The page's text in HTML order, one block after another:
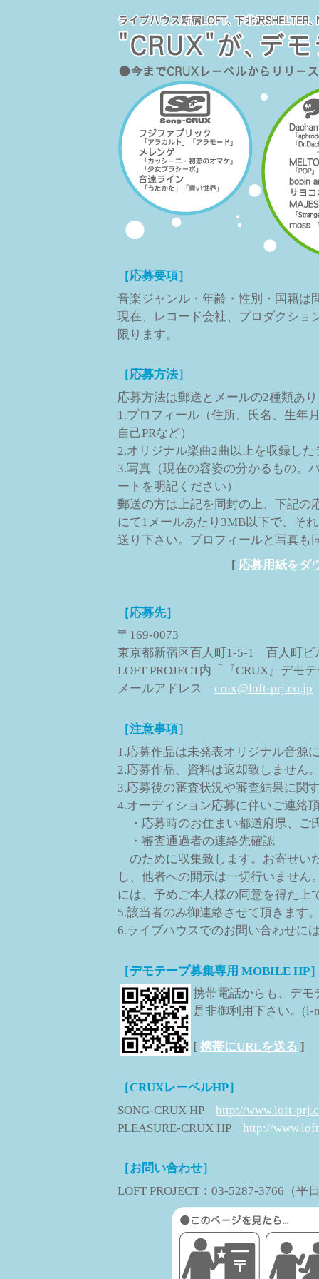
［応募要項］
音楽ジャンル・年齢・性別・国籍は
現在、レコード会社、プロダクショ
限ります。
［応募方法］
応募方法は郵送とメールの2種類あ
1.プロフィール（住所、氏名、生年
自己PRなど）
2.オリジナル楽曲2曲以上を収録し
3.写真（現在の容姿の分かるもの。
ートを明記ください）
郵送の方は上記を同封の上、下記の
にて1メールあたり3MB以下で、そ
送り下さい。プロフィールと写真も
[ 応募用紙をダ
［応募先］
〒169-0073
東京都新宿区百人町1-5-1 百人町ビ
LOFT PROJECT内「『CRUX』デモ
メールアドレス crux@loft-prj.co.jp
［注意事項］
1.応募作品は未発表オリジナル音源
2.応募作品、資料は返却致しません
3.応募後の審査状況や審査結果に関
4.オーディション応募に伴いご連絡
・応募時のお住まい都道府県、ご
・審査通過者の連絡先確認
のために収集致します。お寄せい
し、他者への開示は一切行いませ
には、予めご本人様の同意を得た上
5.該当者のみ御連絡させて頂きます
6.ライブハウスでのお問い合わせに
［デモテープ募集専用 MOBILE HP
携帯電話からも、デ
是非御利用下さい。(i-
[ 携帯にURLを送る ]
［CRUXレーベルHP］
SONG-CRUX HP http://www.loft-
PLEASURE-CRUX HP http://
［お問い合わせ］
LOFT PROJECT：03-5287-3766（